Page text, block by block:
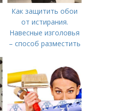
Как защитить обои
от истирания.
Навесные изголовья
– способ разместить
пачкая обои